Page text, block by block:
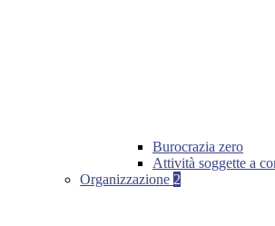
Burocrazia zero
Attività soggette a
Organizzazione 2